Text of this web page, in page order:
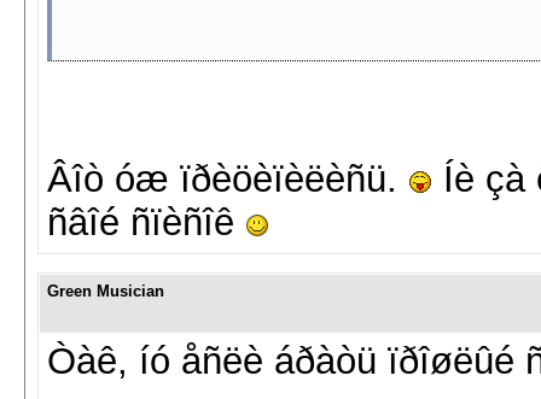
Âîò óæ ïðèöèïèëèñü.
Íè çà
ñâîé ñïèñîê
Green Musician
Òàê, íó åñëè áðàòü